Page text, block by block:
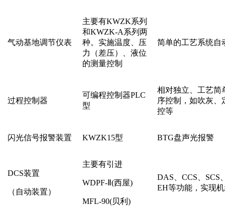
气动基地调节仪表
主要有KWZK系列
和KWZK-A系列两
种。实施温度、压
力（差压）、液位
的测量控制
简单的工艺系统自
过程控制器
可编程控制器PLC
型
相对独立、工艺简
序控制，如吹灰、
控等
闪光信号报警装置 KWZK15型 BTG盘声光报警
DCS装置
（自动装置）
主要有引进
WDPF-Ⅱ(西屋)
MFL-90(贝利)
DAS、CCS、SCS
EH等功能，实现